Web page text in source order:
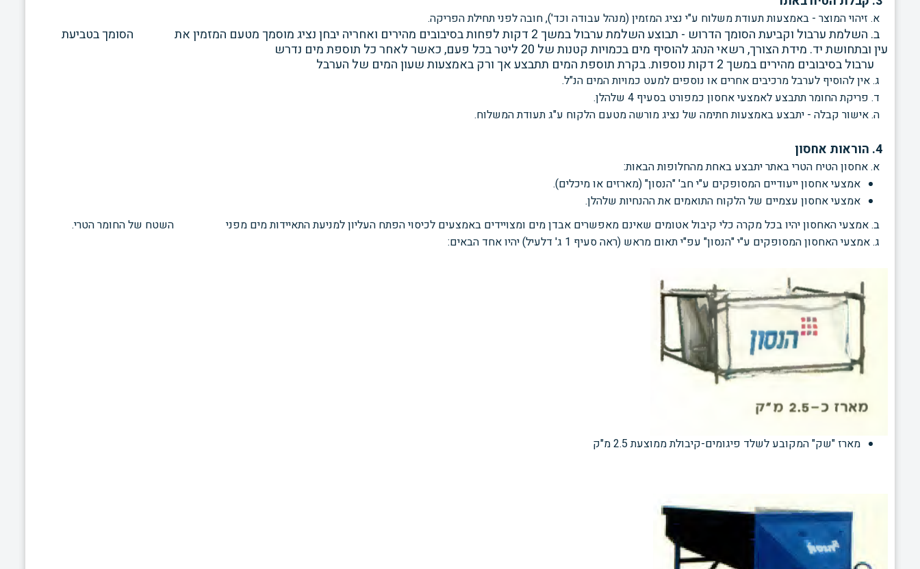
א. זיהוי המוצר - באמצעות תעודת משלוח ע"י נציג המזמין (מנהל עבודה וכד'), חובה לפני תחילתהפריקה.
ב. השלמת ערבול וקביעת הסומך הדרוש -
תבוצע השלמת ערבול במשך 2 דקות לפחות בסיבובים מהירים ואחריה יבחן נציג מוסמך מטעם המזמין את הסומך בטביעת
עין ובתחושת יד. מידת הצורך, רשאי הנהג להוסיף מים בכמויות קטנות של 20 ליטר בכל פעם, כאשר לאחר כל תוספת מים נדרש
ערבול בסיבובים מהירים במשך 2 דקות נוספות. בקרת תוספת המים תתבצע אך ורק באמצעות שעון המים של הערבל
ג. אין להוסיף לערבל מרכיבים אחרים או נוספים למעט כמויות המים הנ"ל.
ד. פריקת החומר תתבצע לאמצעי אחסון כמפורט בסעיף 4
שלהלן.
ה. אישור קבלה - יתבצע באמצעות חתימה של נציג מורשה מטעם הלקוח ע"ג תעודת המשלוח.
א. אחסון הטיח הטרי באתר יתבצע באחת מהחלופות הבאות:
אמצעי אחסון ייעודיים המסופקים ע"י חב' "הנסון" (מארזים או מיכלים).
אמצעי אחסון עצמיים של הלקוח התואמים את ההנחיות שלהלן.
ב. אמצעי האחסון יהיו בכל מקרה כלי קיבול אטומים שאינם מאפשרים אבדן מים ומצויידים באמצעים לכיסוי הפתח העליון למניעת התאיידות מים מפני השטח של החומר הטרי.
ג. אמצעי האחסון המסופקים ע"י "הנסון" עפ"י תאום מראש (ראה סעיף
)יהיו אחד הבאים:
מארז "שק" המקובע לשלד פיגומים-קיבולת ממוצעת 2.5 מ"ק